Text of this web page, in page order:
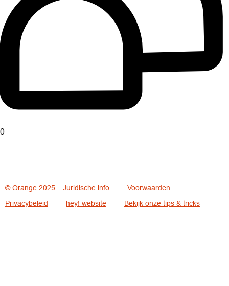
0
© Orange 2025 Juridische info
Voorwaarden
Privacybeleid
hey! website Bekijk onze tips & tricks